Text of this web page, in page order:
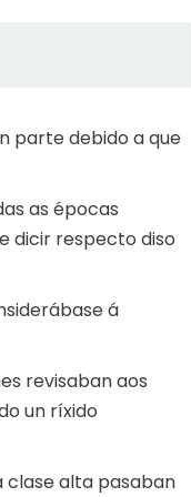
parte debido a que
as épocas
dicir respecto diso
á
revisaban aos
un ríxido
clase alta pasaban